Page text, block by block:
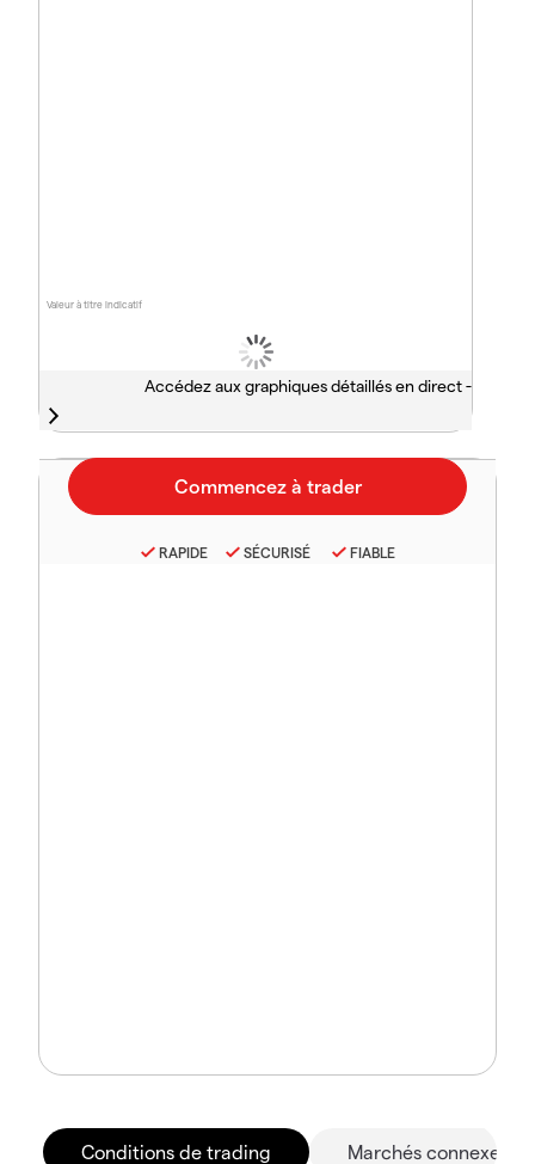
Valeur à titre indicatif
Accédez aux graphiques détaillés en direct -
RAPIDE SÉCURISÉ FIABLE
Conditions de trading Marchés connexes